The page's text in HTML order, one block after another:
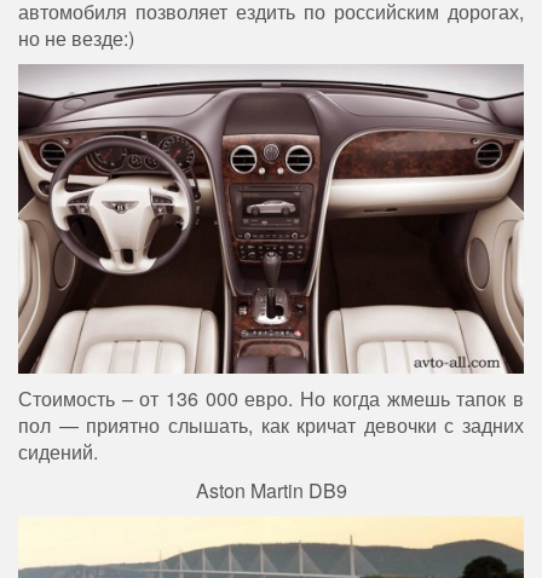
автомобиля позволяет ездить по российским дорогах,
но не везде:)
Стоимость – от 136 000 евро. Но когда жмешь тапок в
пол — приятно слышать, как кричат девочки с задних
сидений.
Aston Martin DB9